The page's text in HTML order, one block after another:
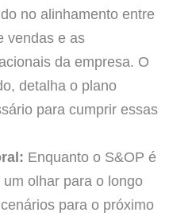
no alinhamento entre
vendas e as
da empresa. O
detalha o plano
para cumprir essas
Enquanto o S&OP é
olhar para o longo
para o próximo